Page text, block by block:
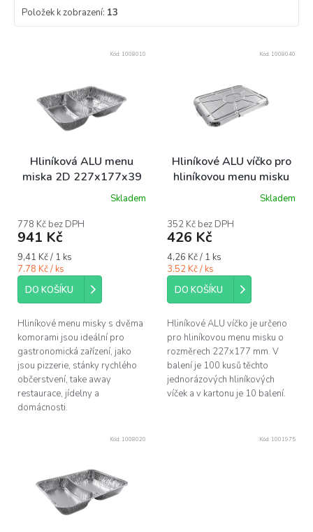
Položek k zobrazení: 13
t
ů
Hliníková ALU menu
miska 2D 227x177x39
mm 400/550 ml bal/100
Skladem
778 Kč bez DPH
941 Kč
Měrná
cena:
9,41 Kč / 1 ks
7.78 Kč / ks
DO KOŠÍKU
Hliníkové menu misky s dvěma
komorami jsou ideální pro
gastronomická zařízení, jako
jsou pizzerie, stánky rychlého
občerstvení, take away
restaurace, jídelny a
domácnosti.
Kód: 1008010
Hliníkové ALU víčko pro
hliníkovou menu misku
227x177 mm bal/100 ks
Skladem
352 Kč bez DPH
426 Kč
Měrná
cena:
4,26 Kč / 1 ks
3.52 Kč / ks
DO KOŠÍKU
Hliníkové ALU víčko je určeno
pro hliníkovou menu misku o
rozměrech 227x177 mm. V
balení je 100 kusů těchto
jednorázových hliníkových
víček a v kartonu je 10 balení.
Kód: 1008040
Kód: 1008020 Kód: 1001975